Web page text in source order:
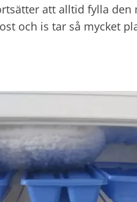
att alltid fylla den
och is tar så mycket